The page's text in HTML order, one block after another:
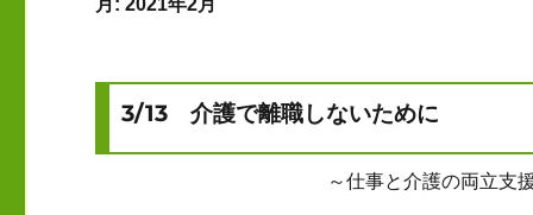
月:2021年2月
3/13 介護で離職しないために
～仕事と介護の両立支